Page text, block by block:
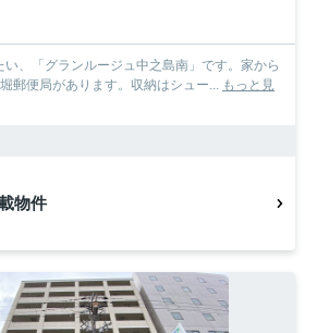
、「グランルージュ中之島南」です。家から
郵便局があります。収納はシュー... もっと見
物件